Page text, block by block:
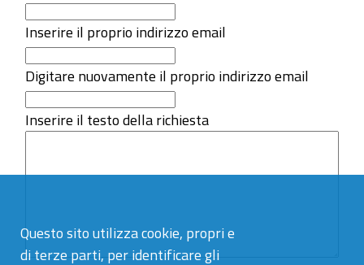
Questo sito utilizza cookie, propri e
di terze parti, per identificare gli
Inserire il proprio indirizzo email
Digitare nuovamente il proprio indirizzo email
Inserire il testo della richiesta